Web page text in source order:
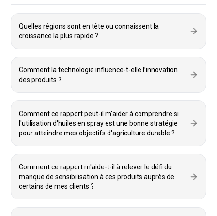
Quelles régions sont en tête ou connaissent la
croissance la plus rapide ?
Comment la technologie influence-t-elle l’innovation
des produits ?
Comment ce rapport peut-il m'aider à comprendre si
l'utilisation d'huiles en spray est une bonne stratégie
pour atteindre mes objectifs d'agriculture durable ?
Comment ce rapport m'aide-t-il à relever le défi du
manque de sensibilisation à ces produits auprès de
certains de mes clients ?